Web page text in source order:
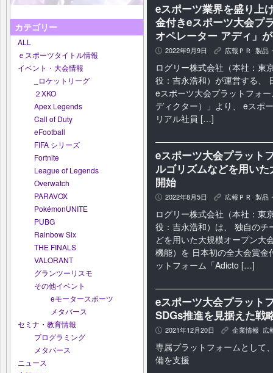
カテゴリー
ALL
ｅスポーツタイトル情報
イベント・大会情報
_ロケットリーグ
２XKO
Apex Legends
Call of Duty
eFootball
FIFA シリーズ
Fortnite
League of Legends
Overwatch
PARAVOX
PokémonUNITE
PUBG
Rainbow Six
THE FINALS
VALORANT
グランツーリスモ
その他イベント
eモータースポーツ
メタバース
セミナ・教育情報
プログラミング
メタバース
ニュース
eスポーツ業界を盛り上
金付きeスポーツ大会プ
オペレーター アディ」
P 2022年9月9日 K 広報ＰＲ , 製品
ログリー株式会社（本社：東
役：吉永浩和）が運営する、
eスポーツ大会プラットフォ
ディクター）」より、 eスポ
リアル社員 […]
eスポーツ大会プラット
ルゴリズムなどを用い
開始
P 2022年8月5日 K 広報ＰＲ 製品
ログリー株式会社（本社：東
役：吉永浩和）は、 独自のチ
どを用いた大規模オープン大
機能）を 日本初の全大会賞金
ットフォーム「Adicto […]
eスポーツ大会プラット
SDGs推進を見据えた戦
P 2021年12月20日 K 企業情報 広
専属プラットフォームとして
備を支援